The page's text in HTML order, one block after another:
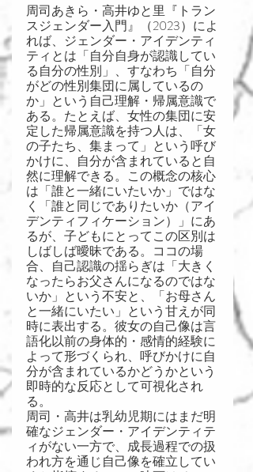
周司あきら・高井ゆと里『トラン
スジェンダー入門』（2023）によ
れば、ジェンダー・アイデンティ
ティとは「自分自身が認識してい
る自分の性別」、すなわち「自分
がどの性別集団に属しているの
か」という自己理解・帰属意識で
ある。たとえば、女性の集団に安
定した帰属意識を持つ人は、「女
の子たち、集まって」という呼び
かけに、自分が含まれていると自
然に理解できる。この概念の核心
は「誰と一緒にいたいか」ではな
く「誰と同じでありたいか（アイ
デンティフィケーション）」にあ
るが、子どもにとってこの区別は
しばしば曖昧である。ココの場
合、自己認識の揺らぎは「大きく
なったらお父さんになるのではな
いか」という不安と、「お母さん
と一緒にいたい」という甘えが同
時に表出する。彼女の自己像は言
語化以前の身体的・感情的経験に
よって形づくられ、呼びかけに自
分が含まれているかどうかという
即時的な反応として可視化され
る。
周司・高井は乳幼児期にはまだ明
確なジェンダー・アイデンティテ
ィがない一方で、成長過程での扱
われ方を通じ自己像を確立してい